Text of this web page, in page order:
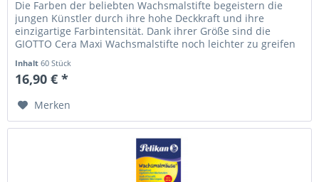
Die Farben der beliebten Wachsmalstifte begeistern die
jungen Künstler durch ihre hohe Deckkraft und ihre
einzigartige Farbintensität. Dank ihrer Größe sind die
GIOTTO Cera Maxi Wachsmalstifte noch leichter zu greifen
Inhalt60 Stück
16,90 € *
Merken